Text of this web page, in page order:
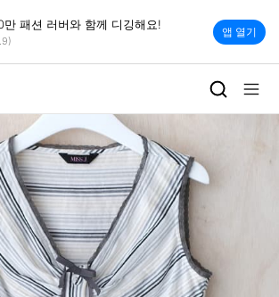
패션 러버와 함께 디깅해요!
앱 열기